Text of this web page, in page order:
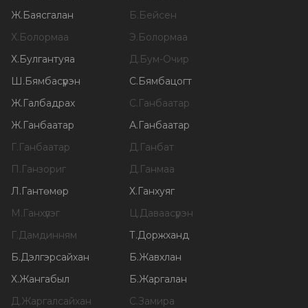
Ж.Баясгалан Б.Бейсен
Х.Болормаа Э.Болормаа
Х.Булгантуяа Д.Бум-Очир
Ш.Бямбасүрэн С.Бямбацогт
Ж.Галбадрах С.Ганбаатар
Ж.Ганбаатар А.Ганбаатар
Г.Ганбаатар Д.Ганбат
П.Ганзориг Д.Ганмаа
Л.Гантөмөр Х.Ганхуяг
М.Ганхүлэг Ц.Даваасүрэн
Г.Дамдинням Т.Доржханд
Б.Дэлгэрсайхан Б.Жавхлан
Х.Жангабыл Б.Жаргалан
Д.Жаргалсайхан С.Замира